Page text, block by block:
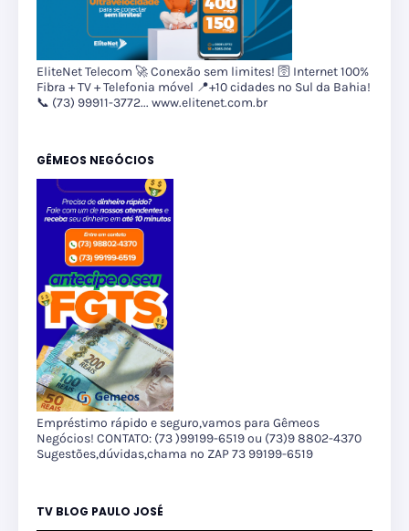
EliteNet Telecom 🚀 Conexão sem limites! 🛜 Internet 100%
Fibra + TV + Telefonia móvel 📍+10 cidades no Sul da Bahia!
📞 (73) 99911-3772... www.elitenet.com.br
GÊMEOS NEGÓCIOS
Empréstimo rápido e seguro,vamos para Gêmeos
Negócios! CONTATO: (73 )99199-6519 ou (73)9 8802-4370
Sugestões,dúvidas,chama no ZAP 73 99199-6519
TV BLOG PAULO JOSÉ